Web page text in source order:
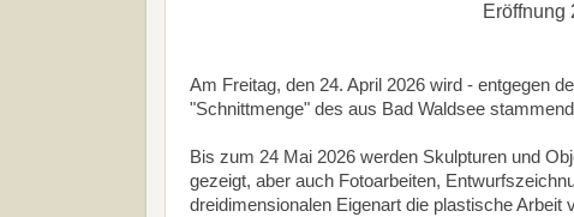
Eröffnung
Am Freitag, den 24. April 2026 wird - entgegen
"Schnittmenge" des aus Bad Waldsee
Bis zum 24 Mai 2026 werden Skulpturen und
gezeigt, aber auch Fotoarbeiten,
dreidimensionalen Eigenart die plastische Arbeit